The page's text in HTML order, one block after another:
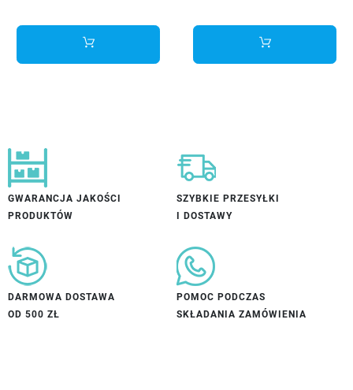
GWARANCJA JAKOŚCI
PRODUKTÓW
SZYBKIE PRZESYŁKI
I DOSTAWY
DARMOWA DOSTAWA
OD 500 ZŁ
POMOC PODCZAS
SKŁADANIA ZAMÓWIENIA